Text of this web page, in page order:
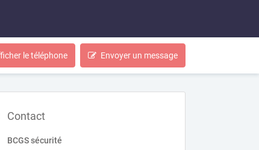
le téléphone Envoyer un message
Contact
BCGS sécurité